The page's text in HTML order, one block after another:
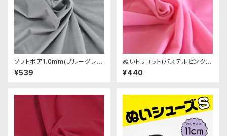
ソフトボア1.0mm(ブルーグレ
ー)SSB052 ぬいぐるみ用短毛
ボア生地 20cm
¥539
ぬいトリコット(パステルピンク)
NL015 ぬいぐるみ用薄手パイル
生地 20cm
¥440